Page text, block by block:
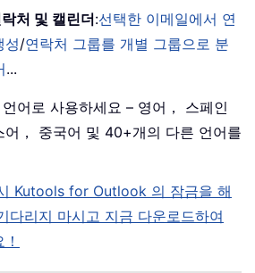
처 및 캘린더:선택한 이메일에서 연
성/연락처 그룹를 개별 그룹으로 분
...
어로 사용하세요 – 영어， 스페인
어， 중국어 및 40+개의 다른 언어를
Kutools for Outlook 의 잠금을 해
다리지 마시고 지금 다운로드하여